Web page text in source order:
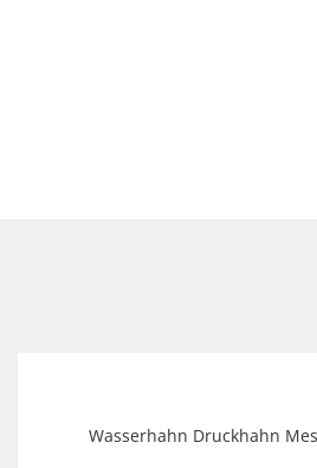
Wasserhahn Druckhahn